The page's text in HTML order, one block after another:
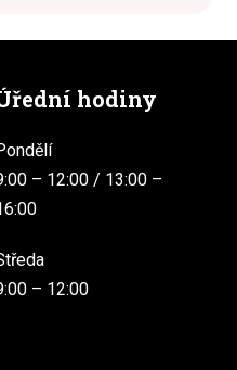
hodiny
– 12:00 / 13:00 –
– 12:00